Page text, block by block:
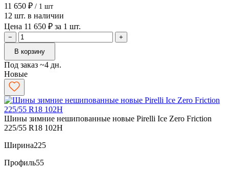
11 650 ₽ / 1 шт
12 шт. в наличии
Цена 11 650 ₽ за 1 шт.
−
+
В корзину
Под заказ ~4 дн.
Новые
Шины зимние нешипованные новые Pirelli Ice Zero Friction
225/55 R18 102H
Ширина225
Профиль55